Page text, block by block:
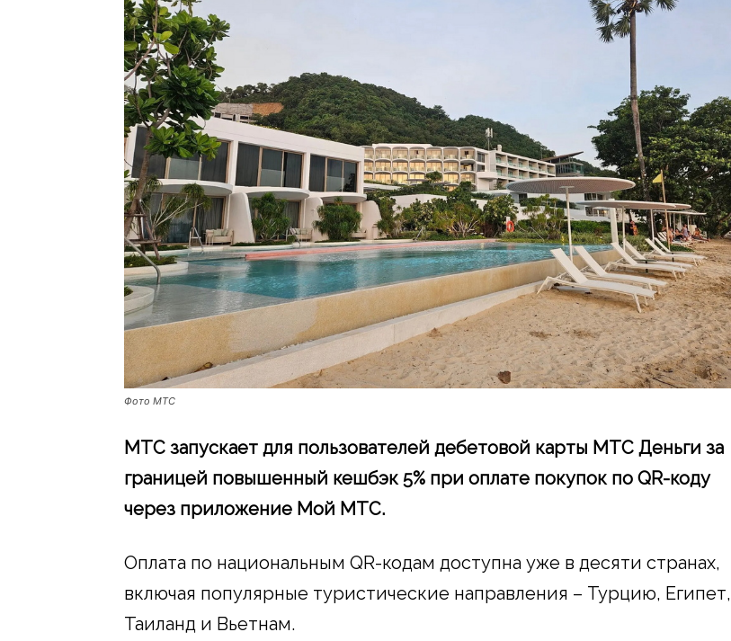
Фото МТС
МТС запускает для пользователей дебетовой карты МТС Деньги за
границей повышенный кешбэк 5% при оплате покупок по QR-коду
через приложение Мой МТС.
Оплата по национальным QR-кодам доступна уже в десяти странах,
включая популярные туристические направления – Турцию, Египет,
Таиланд и Вьетнам.